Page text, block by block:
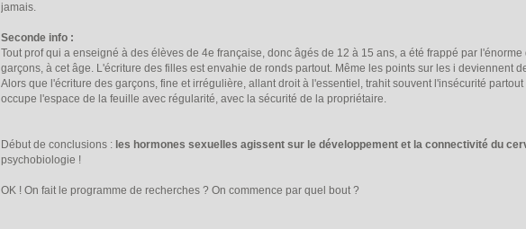
jamais.
Seconde info :
Tout prof qui a enseigné à des élèves de 4e française, donc âgés de 12 à 15 ans, a été frappé par
garçons, à cet âge. L'écriture des filles est envahie de ronds partout. Même les points sur les i deviennent
Alors que l'écriture des garçons, fine et irrégulière, allant droit à l'essentiel, trahit souvent l'insécurité
occupe l'espace de la feuille avec régularité, avec la sécurité de la propriétaire.
Début de conclusions : les hormones sexuelles agissent sur le développement et la connectivité du
psychobiologie !
OK ! On fait le programme de recherches ? On commence par quel bout ?